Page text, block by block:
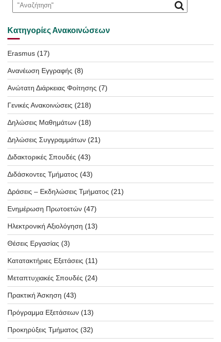
Κατηγορίες Ανακοινώσεων
Erasmus (17)
Ανανέωση Εγγραφής (8)
Ανώτατη Διάρκειας Φοίτησης (7)
Γενικές Ανακοινώσεις (218)
Δηλώσεις Μαθημάτων (18)
Δηλώσεις Συγγραμμάτων (21)
Διδακτορικές Σπουδές (43)
Διδάσκοντες Τμήματος (43)
Δράσεις – Εκδηλώσεις Τμήματος (21)
Ενημέρωση Πρωτοετών (47)
Ηλεκτρονική Αξιολόγηση (13)
Θέσεις Εργασίας (3)
Κατατακτήριες Εξετάσεις (11)
Μεταπτυχιακές Σπουδές (24)
Πρακτική Άσκηση (43)
Πρόγραμμα Εξετάσεων (13)
Προκηρύξεις Τμήματος (32)